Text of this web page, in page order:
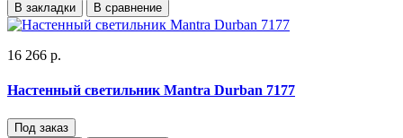
В закладки
В сравнение
16 266 р.
Настенный светильник Mantra Durban 7177
Под заказ